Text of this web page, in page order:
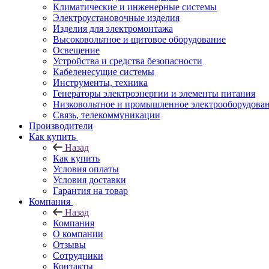
Климатические и инженерные системы
Электроустановочные изделия
Изделия для электромонтажа
Высоковольтное и щитовое оборудование
Освещение
Устройства и средства безопасности
Кабеленесущие системы
Инструменты, техника
Генераторы электроэнергии и элементы питания
Низковольтное и промышленное
Связь, телекоммуникации
Производители
Как купить
Назад
Как купить
Условия оплаты
Условия доставки
Гарантия на товар
Компания
Назад
Компания
О компании
Отзывы
Сотрудники
Контакты